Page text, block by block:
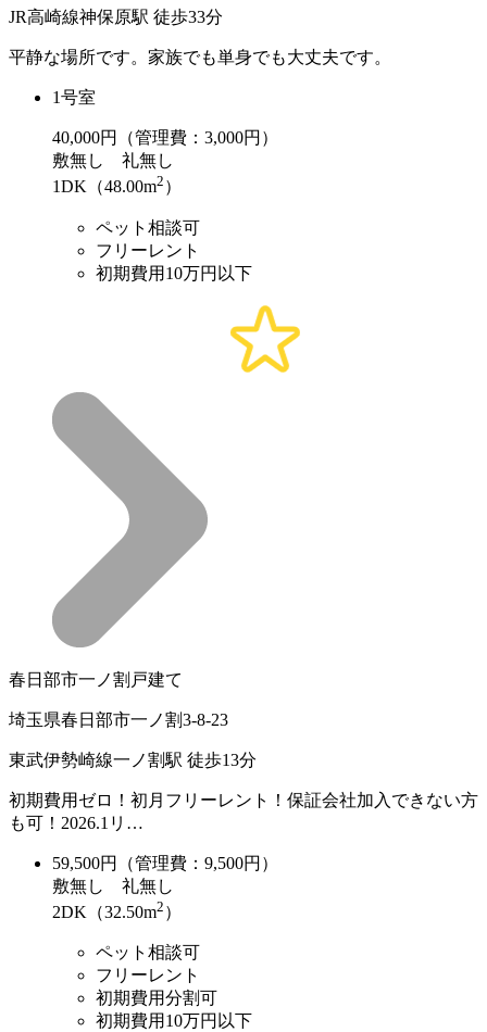
JR高崎線神保原駅 徒歩33分
平静な場所です。家族でも単身でも大丈夫です。
1号室
40,000円（管理費：3,000円）
敷無し 礼無し
1DK（48.00m2 ）
ペット相談可
フリーレント
初期費用10万円以下
春日部市一ノ割戸建て
埼玉県春日部市一ノ割3-8-23
東武伊勢崎線一ノ割駅 徒歩13分
初期費用ゼロ！初月フリーレント！保証会社加入できない方
も可！2026.1リ…
59,500円（管理費：9,500円）
敷無し 礼無し
2DK（32.50m2 ）
ペット相談可
フリーレント
初期費用分割可
初期費用10万円以下